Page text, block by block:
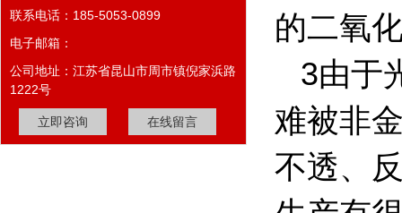
联系电话：185-5053-0899
电子邮箱：
公司地址：江苏省昆山市周市镇倪家浜路
1222号
立即咨询 在线留言
的二氧
3由于
难被非
不透、